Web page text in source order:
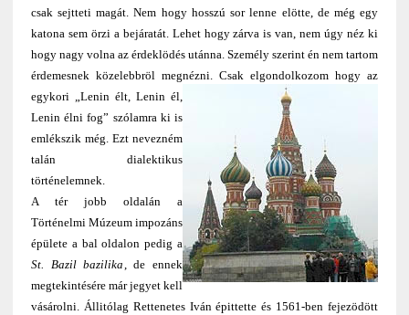
csak sejtteti magát. Nem hogy hosszú sor lenne elötte, de még egy
katona sem örzi a bejáratát. Lehet hogy zárva is van, nem úgy néz ki
hogy nagy volna az érdeklödés utánna. Személy szerint én nem tartom
érdemesnek közelebbröl megnézni. Csak elgondolkozom hogy az
egykori „Lenin élt, Lenin él,
Lenin élni fog” szólamra ki is
emlékszik még. Ezt nevezném
talán dialektikus
történelemnek.
A tér jobb oldalán a
Történelmi Múzeum impozáns
épülete a bal oldalon pedig a
St. Bazil bazilika, de ennek
megtekintésére már jegyet kell
vásárolni. Állitólag Rettenetes Iván épittette és 1561-ben fejezödött